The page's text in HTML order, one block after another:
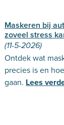
Maskeren bij
zoveel stress
(11-5-2026)
Ontdek wat
precies is en
gaan. Lees